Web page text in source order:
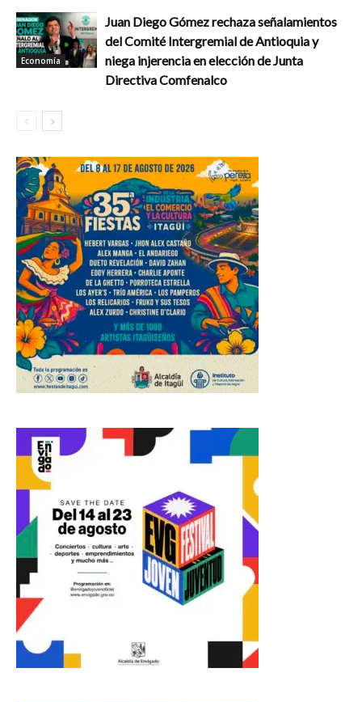
Economía
Juan Diego Gómez rechaza señalamientos
del Comité Intergremial de Antioquia y
niega injerencia en elección de Junta
Directiva Comfenalco